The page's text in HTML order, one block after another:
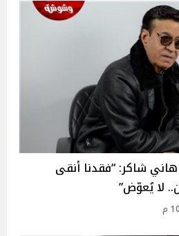
شاكر: “فقدنا أنقى
لا يُعوّض”